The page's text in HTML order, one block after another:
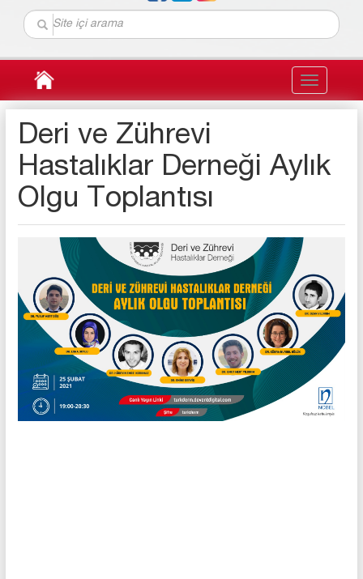
Toggle
navigation
Deri ve Zührevi
Hastalıklar Derneği Aylık
Olgu Toplantısı